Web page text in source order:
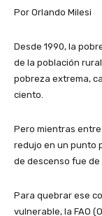
Por Orlando Milesi
Desde 1990, la
de la población
pobreza extrema,
ciento.
Pero mientras
redujo en un punto
de descenso fue
Para quebrar ese
vulnerable, la FAO